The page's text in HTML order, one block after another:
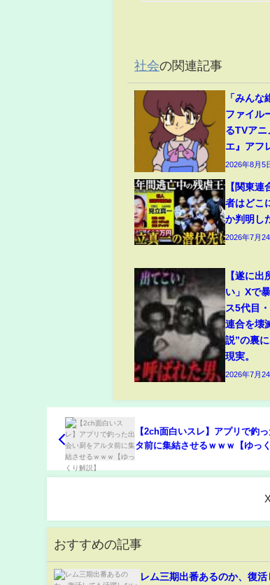
社会の関連記事
「みんな
ファイル
るTVアニ
エ』アフ
2026年8月5
【関東
者はどこ
か判明し
2026年7月
【遂に出
い」Xで
ス5代目
連合を壊
説”の裏
現実。
2026年7月
【2ch面白いスレ】アプリで釣
タ前に集結させるｗｗｗ【ゆっ
おすすめの記事
レム三期出番あるのか、復